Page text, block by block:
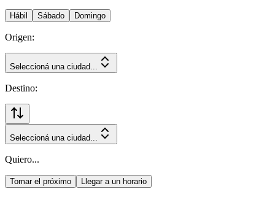
Hábil Sábado Domingo
Origen:
Seleccioná una ciudad...
Destino:
Seleccioná una ciudad...
Quiero...
Tomar el próximo Llegar a un horario